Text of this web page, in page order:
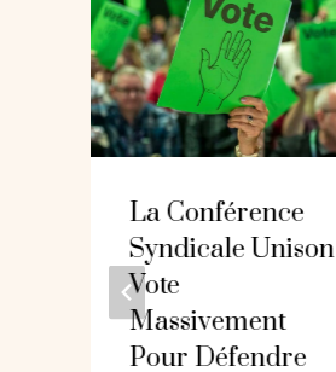
La Conférence
Syndicale Unison
Vote
Massivement
Pour Défendre